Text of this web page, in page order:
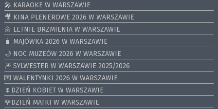
🎤 KARAOKE W WARSZAWIE
🎥 KINA PLENEROWE 2026 W WARSZAWIE
🌼 LETNIE BRZMIENIA W WARSZAWIE
🧳 MAJÓWKA 2026 W WARSZAWIE
🌙 NOC MUZEÓW 2026 W WARSZAWIE
🎆 SYLWESTER W WARSZAWIE 2025/2026
💌 WALENTYNKI 2026 W WARSZAWIE
🌷DZIEŃ KOBIET W WARSZAWIE
🌹DZIEŃ MATKI W WARSZAWIE